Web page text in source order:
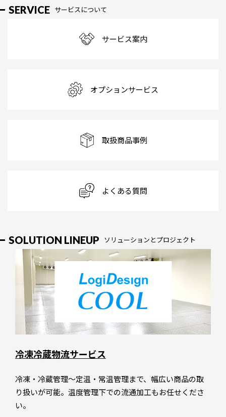
SERVICE サービスについて
サービス案内
オプションサービス
取扱商品事例
よくある質問
SOLUTION LINEUP ソリューションとプロジェクト
冷凍冷蔵物流サービス
冷凍・冷蔵管理～定温・常温管理まで、幅広い商品の取
り扱いが可能。温度管理下での流通加工もお任せくださ
い。